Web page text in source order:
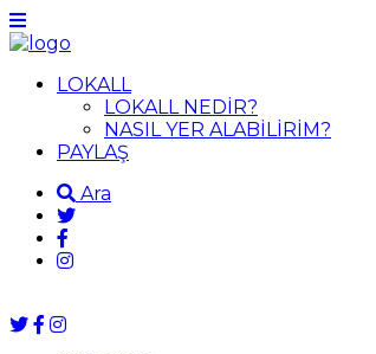
LOKALL
LOKALL NEDİR?
NASIL YER ALABİLİRİM?
PAYLAŞ
Ara